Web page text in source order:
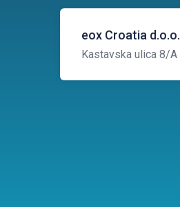
eox Croatia d.o.o.
Kastavska ulica 8/A